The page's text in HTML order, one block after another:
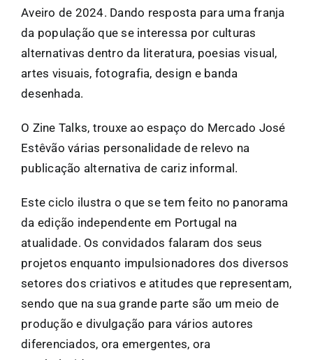
Aveiro de 2024. Dando resposta para uma franja
da população que se interessa por culturas
alternativas dentro da literatura, poesias visual,
artes visuais, fotografia, design e banda
desenhada.
O Zine Talks, trouxe ao espaço do Mercado José
Estêvão várias personalidade de relevo na
publicação alternativa de cariz informal.
Este ciclo ilustra o que se tem feito no panorama
da edição independente em Portugal na
atualidade. Os convidados falaram dos seus
projetos enquanto impulsionadores dos diversos
setores dos criativos e atitudes que representam,
sendo que na sua grande parte são um meio de
produção e divulgação para vários autores
diferenciados, ora emergentes, ora